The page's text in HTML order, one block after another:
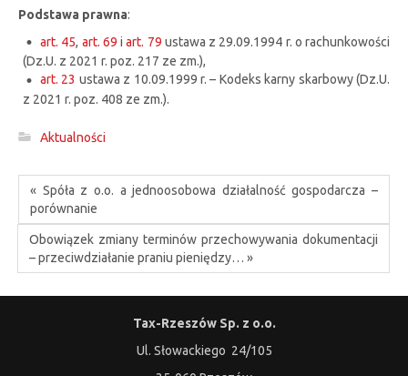
Podstawa prawna:
art. 45, art. 69 iart. 79 ustawa z 29.09.1994 r. o rachunkowości
(Dz.U. z 2021 r. poz. 217 ze zm.),
art. 23 ustawa z 10.09.1999 r. – Kodeks karny skarbowy (Dz.U.
z 2021 r. poz. 408 ze zm.).
Aktualności
« Spóła z o.o. a jednoosobowa działalność gospodarcza –
porównanie
Obowiązek zmiany terminów przechowywania dokumentacji
– przeciwdziałanie praniu pieniędzy… »
Tax-Rzeszów Sp. z o.o.
Ul. Słowackiego 24/105